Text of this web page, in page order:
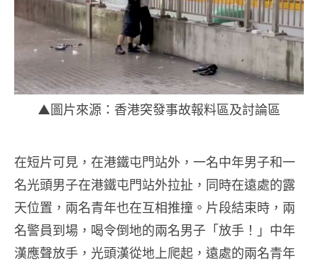
▲圖片來源：香港突發事故報料區及討論區
在短片可見，在港鐵屯門站外，一名中年男子和一
名光頭男子在港鐵屯門站外拉扯，同時在遠處的露
天位置，兩名青年也在互相推撞。片段結束時，兩
名警員到場，喝令倒地的兩名男子「放手！」中年
漢應聲放手，光頭漢從地上爬起，遠處的兩名青年